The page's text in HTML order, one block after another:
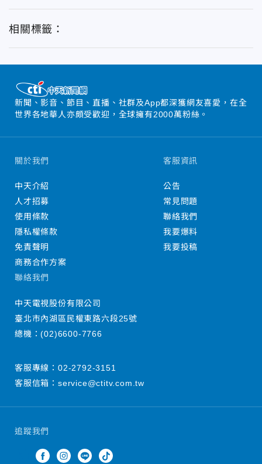
相關標籤：
新聞、影音、節目、直播、社群及App都深獲網友喜愛，在全
世界各地華人亦頗受歡迎，全球擁有2000萬粉絲。
追蹤我們
關於我們
中天介紹
人才招募
使用條款
隱私權條款
免責聲明
商務合作方案
客服資訊
公告
常見問題
聯絡我們
我要爆料
我要投稿
聯絡我們
中天電視股份有限公司
臺北市內湖區民權東路六段25號
總機：(02)6600-7766
客服專線： 02-2792-3151
客服信箱： service@ctitv.com.tw